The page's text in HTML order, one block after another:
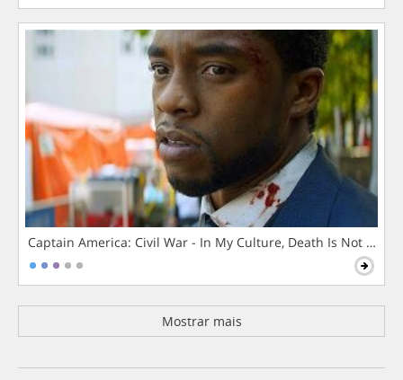
Captain America: Civil War - In My Culture, Death Is Not The
Mostrar mais